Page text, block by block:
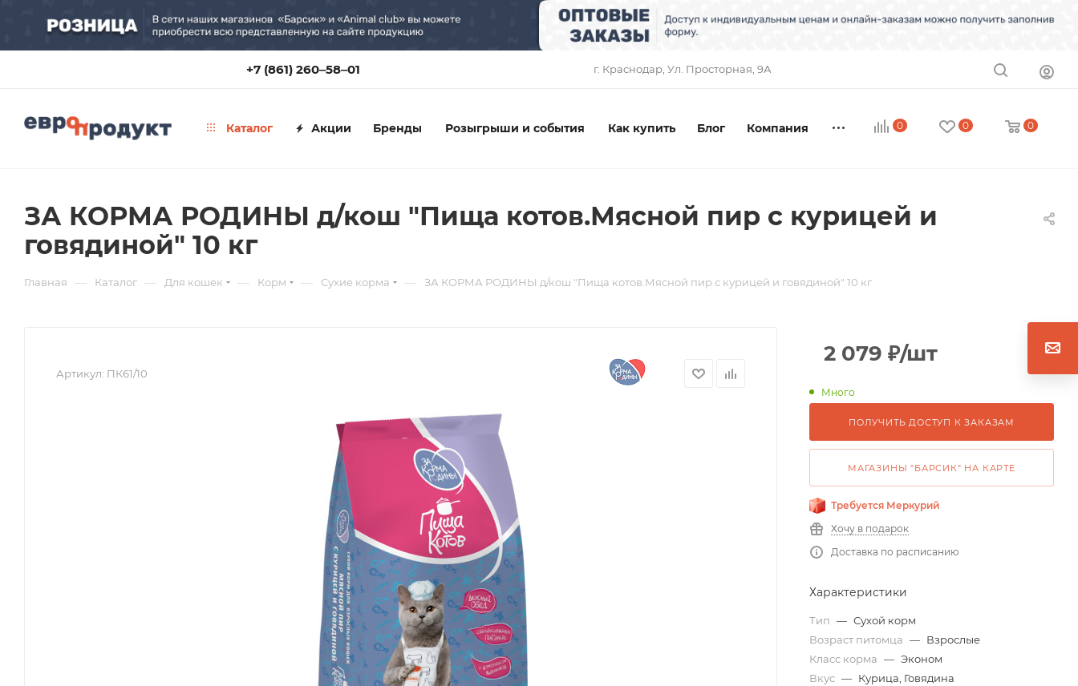
+7 (861) 260‒58‒01 г. Краснодар, ​Ул. Просторная, 9А
0 0 0
Каталог Акции Бренды Розыгрыши и события Как купить Блог Компания
ЗА КОРМА РОДИНЫ д/кош "Пища котов.Мясной пир с курицей и
говядиной" 10 кг
Главная — Каталог — Для кошек — Корм — Сухие корма — ЗА КОРМА РОДИНЫ д/кош "Пища котов.Мясной пир с курицей и говядиной" 10 кг
Артикул: ПК61/10
2 079 ₽/шт
Много
ПОЛУЧИТЬ ДОСТУП К ЗАКАЗАМ
МАГАЗИНЫ "БАРСИК" НА КАРТЕ
Требуется Меркурий
Хочу в подарок
Доставка по расписанию
Характеристики
Тип — Сухой корм
Возраст питомца — Взрослые
Класс корма — Эконом
Вкус — Курица, Говядина